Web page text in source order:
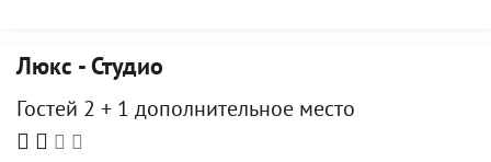
Люкс - Студио
Гостей 2 + 1 дополнительное место